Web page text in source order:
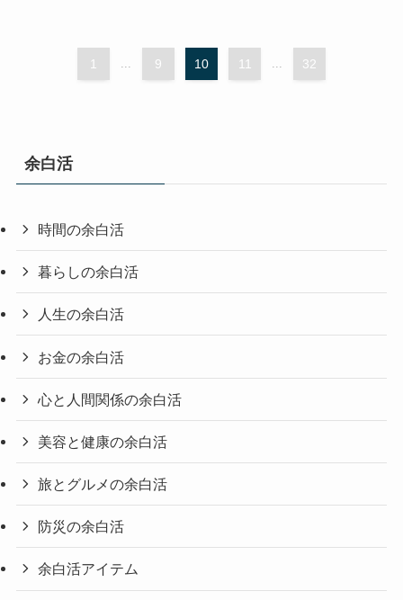
1 9 10 11 32
余白活
時間の余白活
暮らしの余白活
人生の余白活
お金の余白活
心と人間関係の余白活
美容と健康の余白活
旅とグルメの余白活
防災の余白活
余白活アイテム